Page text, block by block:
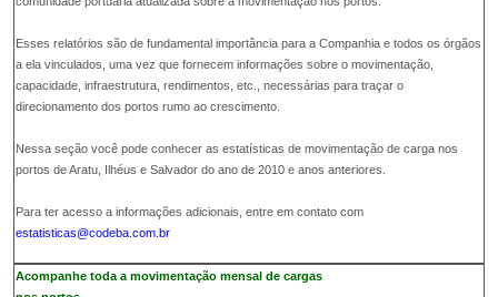
Esses relatórios são de fundamental importância para a Companhia e todos os órgãos
a ela vinculados, uma vez que fornecem informações sobre o movimentação,
capacidade, infraestrutura, rendimentos, etc., necessárias para traçar o
direcionamento dos portos rumo ao crescimento.
Nessa seção você pode conhecer as estatísticas de movimentação de carga nos
portos de Aratu, Ilhéus e Salvador do ano de 2010 e anos anteriores.
Para ter acesso a informações adicionais, entre em contato com
estatisticas@codeba.com.br
Acompanhe toda a movimentação mensal de cargas